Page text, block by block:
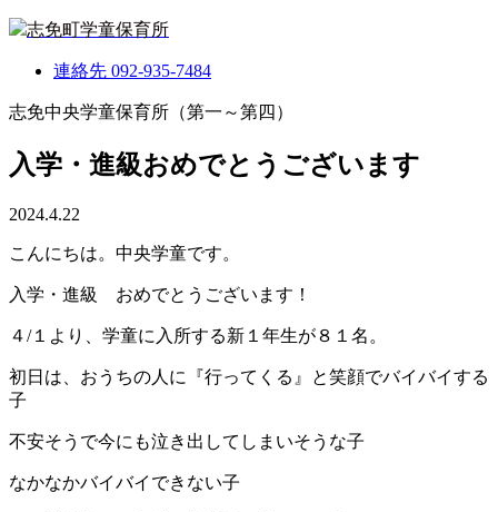
志免町学童保育所
連絡先 092-935-7484
志免中央学童保育所（第一～第四）
入学・進級おめでとうございます
2024.4.22
こんにちは。中央学童です。
入学・進級 おめでとうございます！
４/１より、学童に入所する新１年生が８１名。
初日は、おうちの人に『行ってくる』と笑顔でバイバイする
子
不安そうで今にも泣き出してしまいそうな子
なかなかバイバイできない子